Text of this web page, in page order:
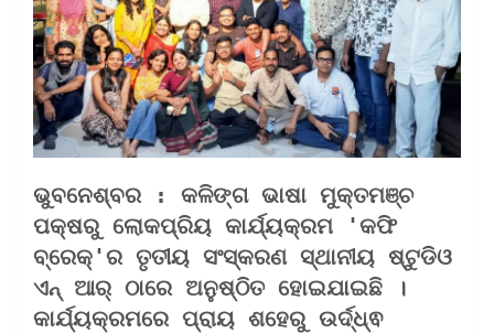
ଭୁବନେଶ୍ବର : କଳିଙ୍ଗ ଭାଷା ମୁକ୍ତମଞ୍ଚ
ପକ୍ଷରୁ ଲୋକପ୍ରିୟ କାର୍ଯ୍ୟକ୍ରମ 'କଫି
ବ୍ରେକ୍'ର ତୃତୀୟ ସଂସ୍କରଣ ସ୍ଥାନୀୟ ଷ୍ଟୁଡିଓ
ଏନ୍ ଆର୍ ଠାରେ ଅନୁଷ୍ଠିତ ହୋଇଯାଇଛି ।
କାର୍ଯ୍ୟକ୍ରମରେ ପ୍ରାୟ ଶହେରୁ ଉର୍ଦ୍ଧ୍ଵ